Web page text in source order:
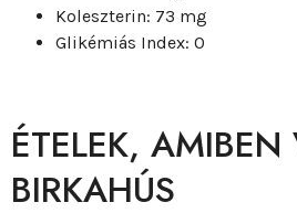
Koleszterin: 73 mg
Glikémiás Index: 0
ÉTELEK, AMIBEN
BIRKAHÚS